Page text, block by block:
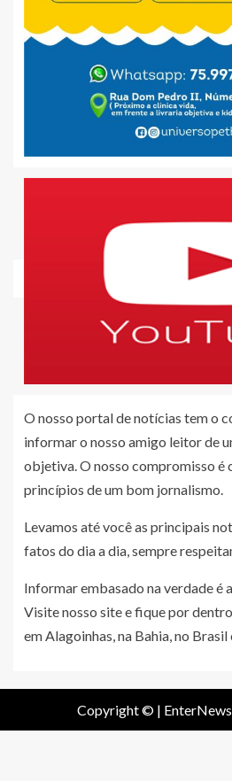
O nosso portal de notícias tem o
informar o nosso amigo leitor de
objetiva. O nosso compromisso é
princípios de um bom jornalismo.
Levamos até você as principais
fatos do dia a dia, sempre
Informar embasado na verdade é
Visite nosso site e fique por
em Alagoinhas, na Bahia, no Brasil
Copyright © | EnterNews